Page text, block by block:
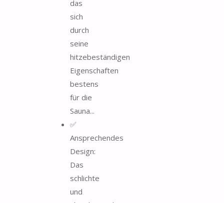
das
sich
durch
seine
hitzebeständigen
Eigenschaften
bestens
für die
Sauna...
✅
Ansprechendes
Design:
Das
schlichte
und